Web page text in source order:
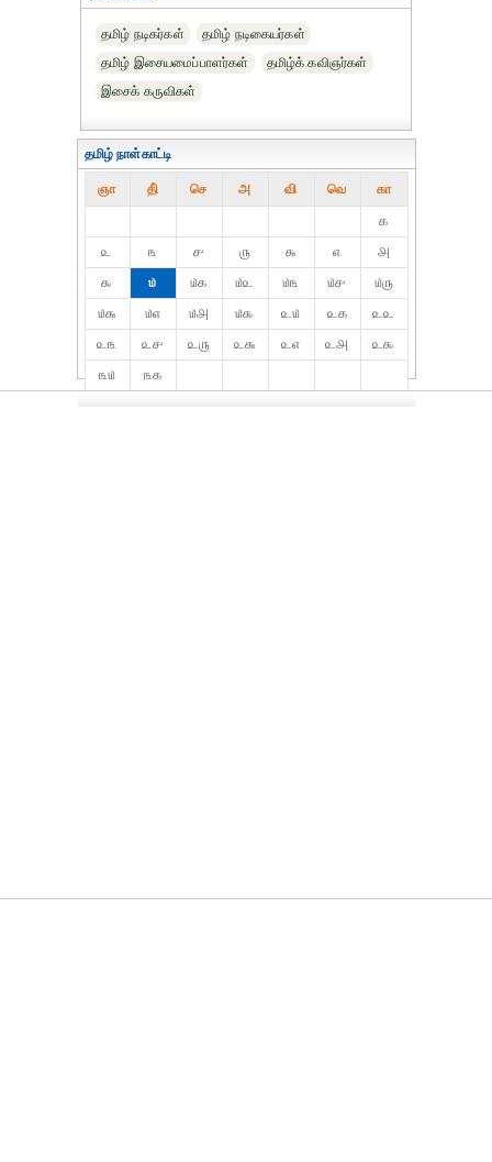
தமிழ் நடிகர்கள்
தமிழ் நடிகையர்கள்
தமிழ் இசையமைப்பாளர்கள்
தமிழ்க் கவிஞர்கள்
இசைக் கருவிகள்
தமிழ் நாள்காட்டி
ஞா தி் செ அ வி வெ கா
௧
௨
௩ ௪ ௫ ௬ ௭
௮
௯
௰ ௰௧ ௰௨ ௰௩ ௰௪
௰௫
௰௬
௰௭ ௰௮ ௰௯ ௨௰ ௨௧
௨௨
௨௩
௨௪ ௨௫ ௨௬ ௨௭ ௨௮
௨௯
௩௰
௩௧